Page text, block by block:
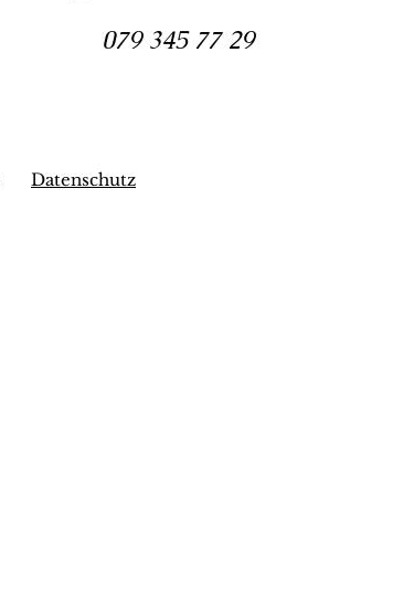
079 345 77 29
Datenschutz